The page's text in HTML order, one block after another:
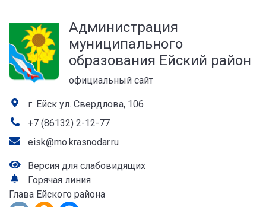
Администрация
муниципального
образования Ейский район
официальный сайт
г. Ейск ул. Свердлова, 106
+7 (86132) 2-12-77
eisk@mo.krasnodar.ru
Версия для слабовидящих
Горячая линия
Глава Ейского района